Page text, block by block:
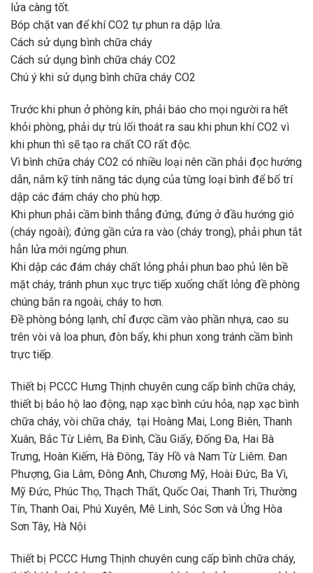
lửa càng tốt.
Bóp chặt van để khí CO2 tự phun ra dập lửa.
Cách sử dụng bình chữa cháy
Cách sử dụng bình chữa cháy CO2
Chú ý khi sử dụng bình chữa cháy CO2
Trước khi phun ở phòng kín, phải báo cho mọi người ra hết
khỏi phòng, phải dự trù lối thoát ra sau khi phun khí CO2 vì
khi phun thì sẽ tạo ra chất CO rất độc.
Vì bình chữa cháy CO2 có nhiều loại nên cần phải đọc hướng
dẫn, nắm kỹ tính năng tác dụng của từng loại bình để bố trí
dập các đám cháy cho phù hợp.
Khi phun phải cầm bình thẳng đứng, đứng ở đầu hướng gió
(cháy ngoài); đứng gần cửa ra vào (cháy trong), phải phun tắt
hẳn lửa mới ngừng phun.
Khi dập các đám cháy chất lỏng phải phun bao phủ lên bề
mặt cháy, tránh phun xục trực tiếp xuống chất lỏng đề phòng
chúng bắn ra ngoài, cháy to hơn.
Đề phòng bỏng lạnh, chỉ được cầm vào phần nhựa, cao su
trên vòi và loa phun, đòn bẩy, khi phun xong tránh cầm bình
trực tiếp.
Thiết bị PCCC Hưng Thịnh chuyên cung cấp bình chữa cháy,
thiết bị bảo hộ lao động, nạp xạc bình cứu hỏa, nạp xạc bình
chữa cháy, vòi chữa cháy, tại Hoàng Mai, Long Biên, Thanh
Xuân, Bắc Từ Liêm, Ba Đình, Cầu Giấy, Đống Đa, Hai Bà
Trưng, Hoàn Kiếm, Hà Đông, Tây Hồ và Nam Từ Liêm. Đan
Phượng, Gia Lâm, Đông Anh, Chương Mỹ, Hoài Đức, Ba Vì,
Mỹ Đức, Phúc Thọ, Thạch Thất, Quốc Oai, Thanh Trì, Thường
Tín, Thanh Oai, Phú Xuyên, Mê Linh, Sóc Sơn và Ứng Hòa
Sơn Tây, Hà Nội
Thiết bị PCCC Hưng Thịnh chuyên cung cấp bình chữa cháy,